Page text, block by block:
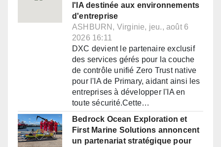
l'IA destinée aux environnements
d'entreprise
ASHBURN, Virginie, jeu., août 6
2026 16:11
DXC devient le partenaire exclusif
des services gérés pour la couche
de contrôle unifié Zero Trust native
pour l'IA de Primary, aidant ainsi les
entreprises à développer l'IA en
toute sécurité.Cette…
Bedrock Ocean Exploration et
First Marine Solutions annoncent
un partenariat stratégique pour